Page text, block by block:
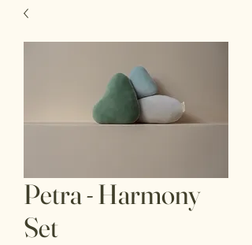
Petra - Harmony
Set